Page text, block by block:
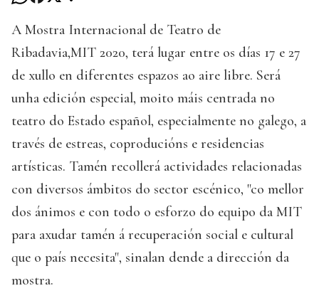
A Mostra Internacional de Teatro de
Ribadavia,MIT 2020, terá lugar entre os días 17 e 27
de xullo en diferentes espazos ao aire libre. Será
unha edición especial, moito máis centrada no
teatro do Estado español, especialmente no galego, a
través de estreas, coproducións e residencias
artísticas. Tamén recollerá actividades relacionadas
con diversos ámbitos do sector escénico, "co mellor
dos ánimos e con todo o esforzo do equipo da MIT
para axudar tamén á recuperación social e cultural
que o país necesita", sinalan dende a dirección da
mostra.